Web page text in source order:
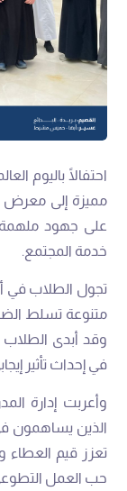
‬خدمة‭ ‬المجتمع‭.‬
‬في‭ ‬إحداث‭ ‬تأثير‭ ‬إيجابي‭ ‬ومستدام‭.‬
‬حب‭ ‬العمل‭ ‬التطوعي‭ ‬كجزء‭ ‬من‭ ‬هويتهم‭ ‬الوطنية‭ ‬والإنسانية‭.‬